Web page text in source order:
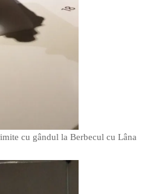
cu gândul la Berbecul cu Lâna